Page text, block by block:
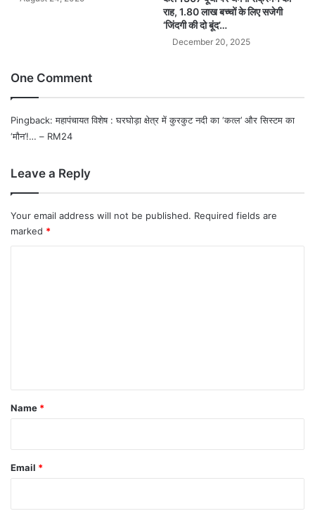
राह, 1.80 लाख बच्चों के लिए सजेगी
‘जिंदगी की दो बूंद’…
December 20, 2025
One Comment
Pingback:महापंचायत विशेष : घरघोड़ा क्षेत्र में कुरकुट नदी का ‘कत्ल’ और सिस्टम का
‘मौन’!… – RM24
Leave a Reply
Your email address will not be published. Required fields are
marked *
*
Name *
Email *